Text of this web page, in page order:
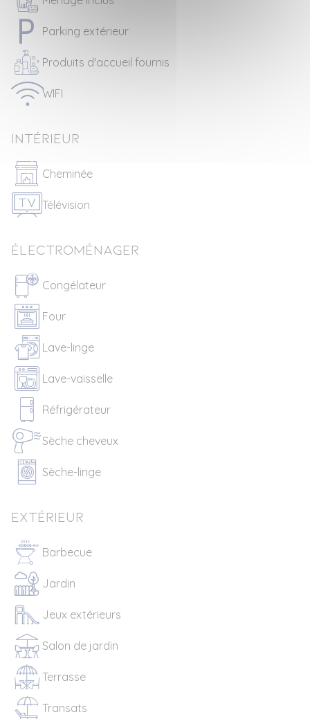
Parking extérieur
Produits d'accueil fournis
WIFI
Intérieur
Cheminée
Télévision
Électroménager
Congélateur
Four
Lave-linge
Lave-vaisselle
Réfrigérateur
Sèche cheveux
Sèche-linge
Extérieur
Barbecue
Jardin
Jeux extérieurs
Salon de jardin
Terrasse
Transats